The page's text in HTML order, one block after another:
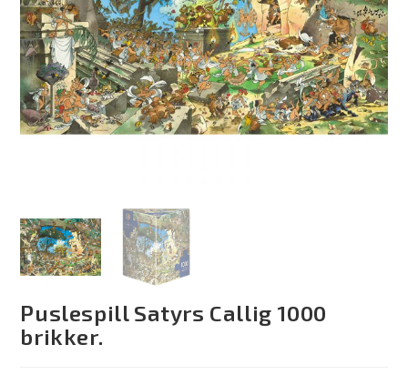
Puslespill Satyrs Callig 1000
brikker.